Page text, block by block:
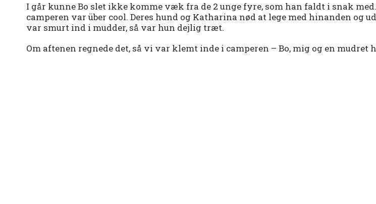
I går kunne Bo slet ikke komme væk fra de 2 unge fyre, som han faldt i snak
camperen var über cool. Deres hund og Katharina nød at lege med hinanden og
var smurt ind i mudder, så var hun dejlig træt.
Om aftenen regnede det, så vi var klemt inde i camperen – Bo, mig og en mudret